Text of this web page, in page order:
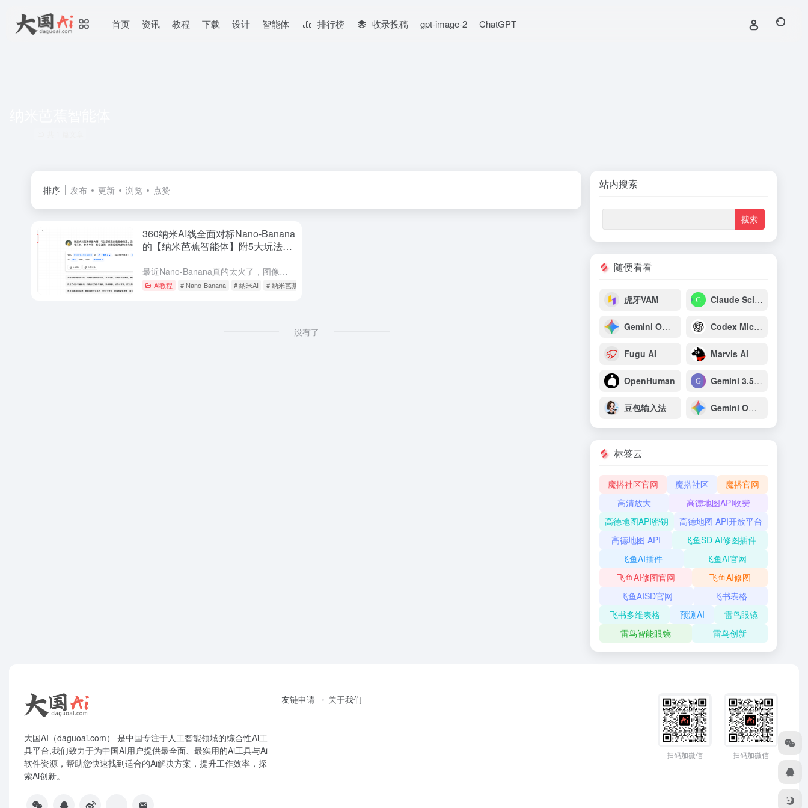
首页 资讯 教程 下载 设计 智能体 排行榜 收录投稿 gpt-image-2 ChatGPT
排序 发布 更新 浏览 点赞
360纳米AI线全面对标Nano-Banana
的【纳米芭蕉智能体】附5大玩法&
最近Nano-Banana真的太火了，图像一致性问题的解决，给AI图像生成的商业化落地带去了非常丰富的可能性。 AI不再是实验室里高不可攀的研究对象了，这项革命性的变革将让大家看到AI更全面的走进每个...
Ai教程 # Nano-Banana # 纳米AI # 纳米芭蕉智能体
没有了
站内搜索
随便看看
虎牙VAM Claude Science
Gemini Omni Flash：谷歌原生多模态视频生成与推理模型 Codex Micro：OpenAI专为开发者打造的AI编程专用宏键盘
Fugu AI Marvis Ai
OpenHuman Gemini 3.5 Pro
豆包输入法 Gemini Omni
标签云
魔搭社区官网 魔搭社区
魔搭官网
高清放大
高德地图API收费
高德地图API密钥
高德地图 API开放平台
高德地图 API
飞鱼SD AI修图插件
飞鱼AI插件
飞鱼AI官网
飞鱼AI修图官网
飞鱼AI修图
飞鱼AISD官网
飞书表格
飞书多维表格
预测AI
雷鸟眼镜
雷鸟智能眼镜
雷鸟创新
大国AI（daguoai.com） 是中国专注于人工智能领域的综合性Ai工
具平台,我们致力于为中国AI用户提供最全面、最实用的Ai工具与Ai
软件资源，帮助您快速找到适合的Ai解决方案，提升工作效率，探
索Ai创新。
友链申请 关于我们
扫码加微信 扫码加微信